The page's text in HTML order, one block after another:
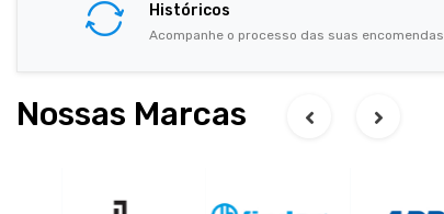
Históricos
Acompanhe o processo das suas encomendas
Nossas Marcas